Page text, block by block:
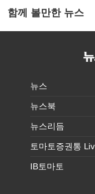
함께 볼만한 뉴스
뉴스
뉴스북
뉴스리듬
토마토증권통
IB토마토